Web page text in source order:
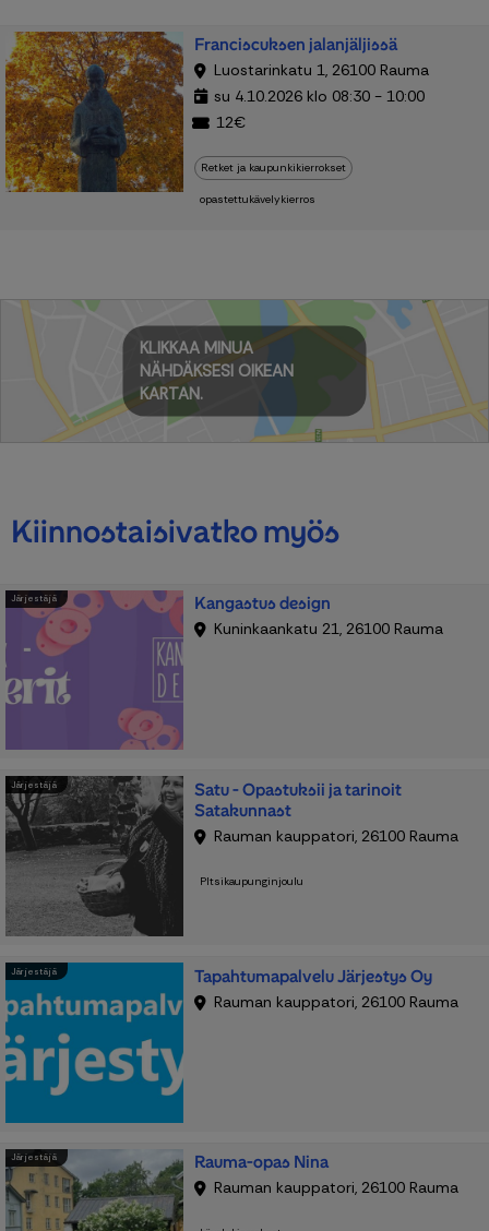
Franciscuksen jalanjäljissä
Luostarinkatu 1, 26100 Rauma
su 4.10.2026 klo 08:30 - 10:00
12€
Retket ja kaupunkikierrokset
opastettukävelykierros
KLIKKAA MINUA
NÄHDÄKSESI OIKEAN
KARTAN.
Kiinnostaisivatko myös
Järjestäjä Kangastus design
Kuninkaankatu 21, 26100 Rauma
Järjestäjä
Satu - Opastuksii ja tarinoit
Satakunnast
Rauman kauppatori, 26100 Rauma
PItsikaupunginjoulu
Järjestäjä Tapahtumapalvelu Järjestys Oy
Rauman kauppatori, 26100 Rauma
Järjestäjä Rauma-opas Nina
Rauman kauppatori, 26100 Rauma